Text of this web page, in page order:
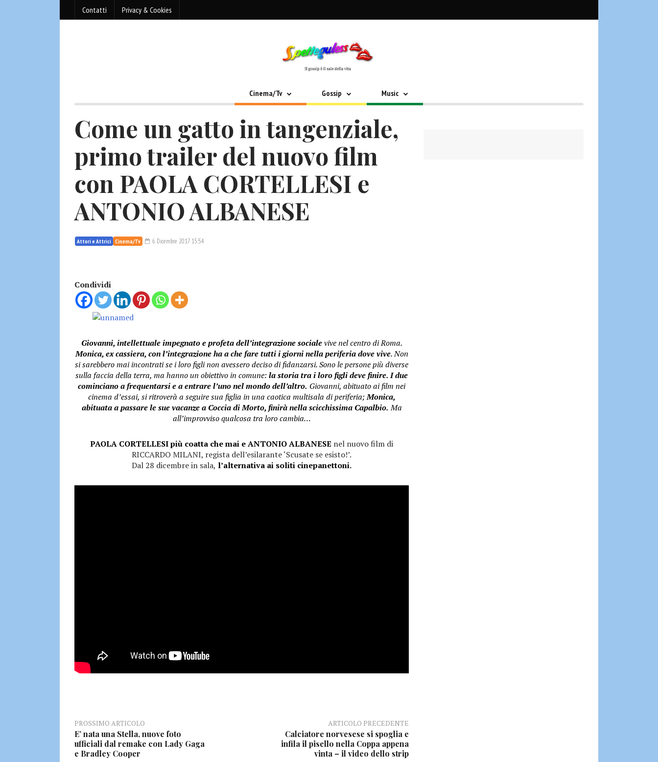
Contatti Privacy & Cookies
Cinema/Tv Gossip Music
Come un gatto in tangenziale,
primo trailer del nuovo film
con PAOLA CORTELLESI e
ANTONIO ALBANESE
Attori e Attrici Cinema/Tv 6 Dicembre 2017 15:54
Condividi
Giovanni, intellettuale impegnato e profeta dell’integrazione socialevive nel centro di Roma.
Monica, ex cassiera, con l’integrazione ha a che fare tutti i giorni nella periferia dove vive. Non
si sarebbero mai incontrati se i loro figli non avessero deciso di fidanzarsi. Sono le persone più diverse
sulla faccia della terra, ma hanno un obiettivo in comune: la storia tra i loro figli deve finire. I due
cominciano a frequentarsi e a entrare l’uno nel mondo dell’altro. Giovanni, abituato ai film nei
cinema d’essai, si ritroverà a seguire sua figlia in una caotica multisala di periferia;Monica,
abituata a passare le sue vacanze a Coccia di Morto, finirà nella scicchissima Capalbio. Ma
all’improvviso qualcosa tra loro cambia…
PAOLA CORTELLESI più coatta che mai e ANTONIO ALBANESE nel nuovo film di
RICCARDO MILANI, regista dell’esilarante ‘Scusate se esisto!’.
Dal 28 dicembre in sala, l’alternativa ai soliti cinepanettoni.
PROSSIMO ARTICOLO
E’ nata una Stella, nuove foto
ufficiali dal remake con Lady Gaga
e Bradley Cooper
ARTICOLO PRECEDENTE
Calciatore norvesese si spoglia e
infila il pisello nella Coppa appena
vinta – il video dello strip